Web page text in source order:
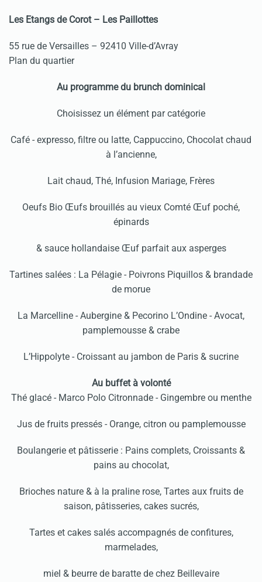
Les Etangs de Corot – Les Paillottes
55 rue de Versailles – 92410 Ville-d’Avray
Plan du quartier
Au programme du brunch dominical
Choisissez un élément par catégorie
Café - expresso, filtre ou latte, Cappuccino, Chocolat chaud
à l’ancienne,
Lait chaud, Thé, Infusion Mariage, Frères
Oeufs Bio Œufs brouillés au vieux Comté Œuf poché,
épinards
& sauce hollandaise Œuf parfait aux asperges
Tartines salées : La Pélagie - Poivrons Piquillos & brandade
de morue
La Marcelline - Aubergine & Pecorino L’Ondine - Avocat,
pamplemousse & crabe
L’Hippolyte - Croissant au jambon de Paris & sucrine
Au buffet à volonté
Thé glacé - Marco Polo Citronnade - Gingembre ou menthe
Jus de fruits pressés - Orange, citron ou pamplemousse
Boulangerie et pâtisserie : Pains complets, Croissants &
pains au chocolat,
Brioches nature & à la praline rose, Tartes aux fruits de
saison, pâtisseries, cakes sucrés,
Tartes et cakes salés accompagnés de confitures,
marmelades,
miel & beurre de baratte de chez Beillevaire